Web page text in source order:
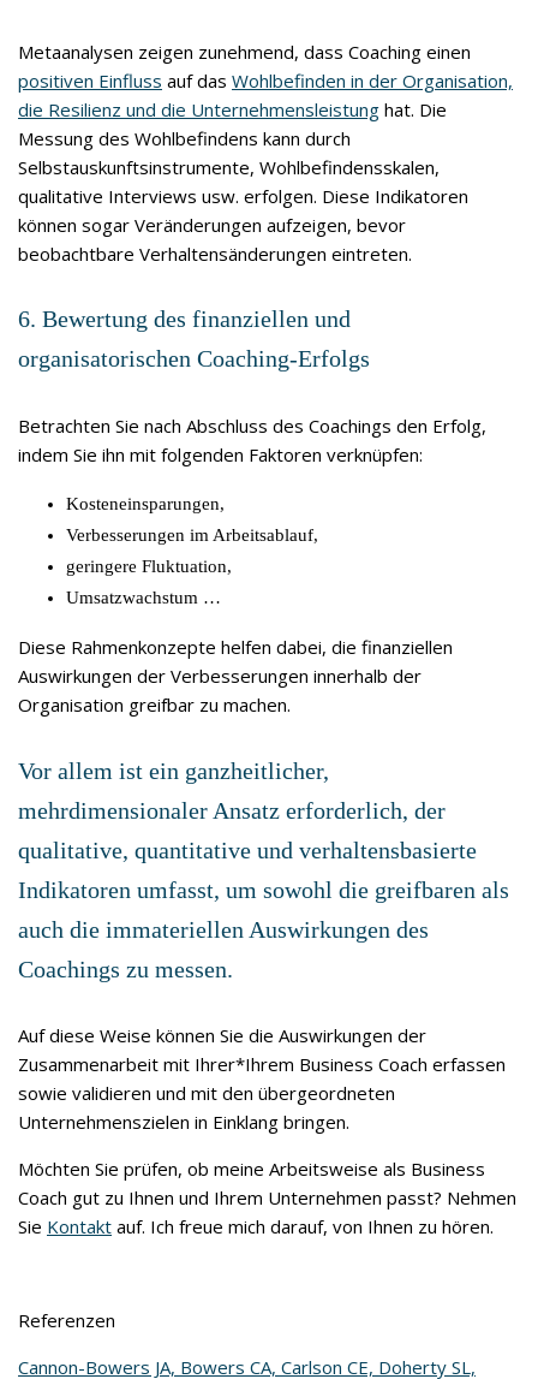
Metaanalysen zeigen zunehmend, dass Coaching einen
positiven Einfluss auf das Wohlbefinden in der Organisation,
die Resilienz und die Unternehmensleistung hat. Die
Messung des Wohlbefindens kann durch
Selbstauskunftsinstrumente, Wohlbefindensskalen,
qualitative Interviews usw. erfolgen. Diese Indikatoren
können sogar Veränderungen aufzeigen, bevor
beobachtbare Verhaltensänderungen eintreten.
6. Bewertung des finanziellen und
organisatorischen Coaching-Erfolgs
Betrachten Sie nach Abschluss des Coachings den Erfolg,
indem Sie ihn mit folgenden Faktoren verknüpfen:
Kosteneinsparungen,
Verbesserungen im Arbeitsablauf,
geringere Fluktuation,
Umsatzwachstum …
Diese Rahmenkonzepte helfen dabei, die finanziellen
Auswirkungen der Verbesserungen innerhalb der
Organisation greifbar zu machen.
Vor allem ist ein ganzheitlicher,
mehrdimensionaler Ansatz erforderlich, der
qualitative, quantitative und verhaltensbasierte
Indikatoren umfasst, um sowohl die greifbaren als
auch die immateriellen Auswirkungen des
Coachings zu messen.
Auf diese Weise können Sie die Auswirkungen der
Zusammenarbeit mit Ihrer*Ihrem Business Coach erfassen
sowie validieren und mit den übergeordneten
Unternehmenszielen in Einklang bringen.
Möchten Sie prüfen, ob meine Arbeitsweise als Business
Coach gut zu Ihnen und Ihrem Unternehmen passt? Nehmen
Sie Kontakt auf. Ich freue mich darauf, von Ihnen zu hören.
Referenzen
Cannon-Bowers JA, Bowers CA, Carlson CE, Doherty SL,